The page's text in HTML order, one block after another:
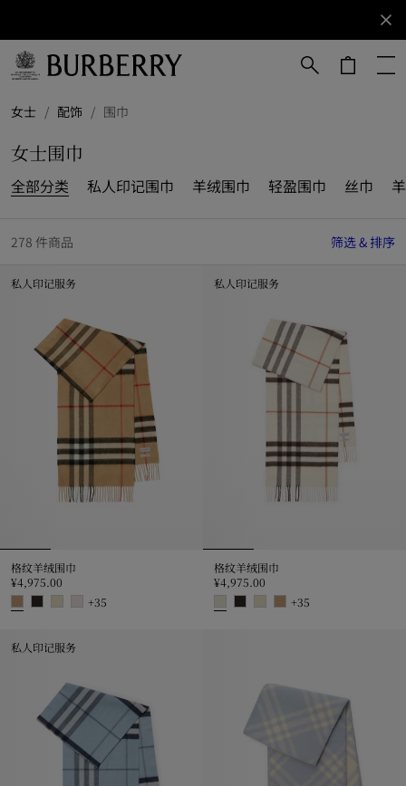
订阅获取
Burberry
品牌资
女士 / 配饰 / 围巾
女士围巾
全部分类 私人印记围巾 羊绒围巾 轻盈围巾 丝巾
278 件商品 筛选 & 排序
私人印记服务
格纹羊绒围巾
¥4,975.00
+35
私人印记服务
格纹羊绒围巾
¥4,975.00
+35
私人印记服务